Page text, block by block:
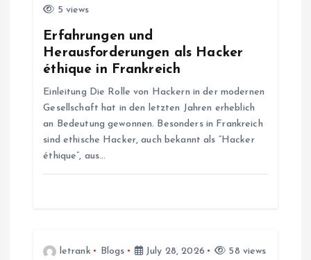
5 views
Erfahrungen und
Herausforderungen als Hacker
éthique in Frankreich
Einleitung Die Rolle von Hackern in der modernen
Gesellschaft hat in den letzten Jahren erheblich
an Bedeutung gewonnen. Besonders in Frankreich
sind ethische Hacker, auch bekannt als “Hacker
éthique”, aus…
letrank Blogs July 28, 2026 58 views